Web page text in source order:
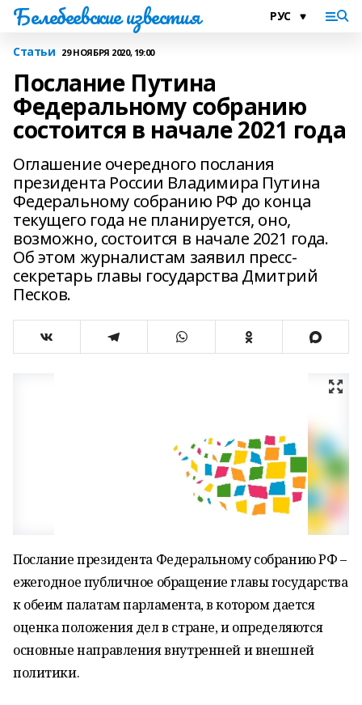
Белебеевские известия
Статьи 29 НОЯБРЯ 2020, 19:00
Послание Путина
Федеральному собранию
состоится в начале 2021 года
Оглашение очередного послания
президента России Владимира Путина
Федеральному собранию РФ до конца
текущего года не планируется, оно,
возможно, состоится в начале 2021 года.
Об этом журналистам заявил пресс-
секретарь главы государства Дмитрий
Песков.
Послание президента Федеральному собранию РФ –
ежегодное публичное обращение главы государства
к обеим палатам парламента, в котором дается
оценка положения дел в стране, и определяются
основные направления внутренней и внешней
политики.